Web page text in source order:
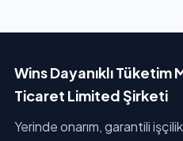
Wins Dayanıklı Tüketim
Ticaret Limited Şirketi
Yerinde onarım, garantili